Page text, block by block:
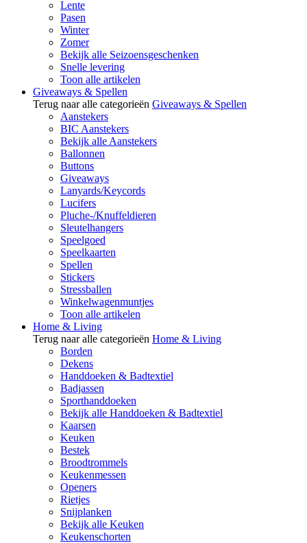
Lente
Pasen
Winter
Zomer
Bekijk alle Seizoensgeschenken
Snelle levering
Toon alle artikelen
Giveaways & Spellen
Terug naar alle categorieën Giveaways & Spellen
Aanstekers
BIC Aanstekers
Bekijk alle Aanstekers
Ballonnen
Buttons
Giveaways
Lanyards/Keycords
Lucifers
Pluche-/Knuffeldieren
Sleutelhangers
Speelgoed
Speelkaarten
Spellen
Stickers
Stressballen
Winkelwagenmuntjes
Toon alle artikelen
Home & Living
Terug naar alle categorieën Home & Living
Borden
Dekens
Handdoeken & Badtextiel
Badjassen
Sporthanddoeken
Bekijk alle Handdoeken & Badtextiel
Kaarsen
Keuken
Bestek
Broodtrommels
Keukenmessen
Openers
Rietjes
Snijplanken
Bekijk alle Keuken
Keukenschorten